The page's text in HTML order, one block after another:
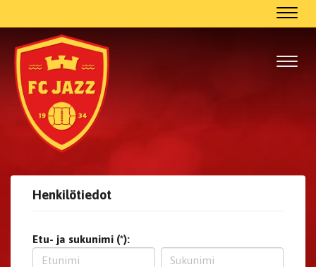
Henkilötiedot
Etu- ja sukunimi (*):